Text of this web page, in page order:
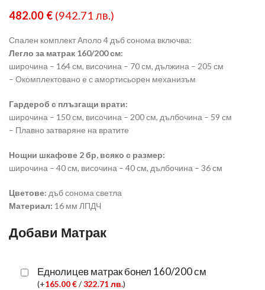
482.00 € (942.71 лв.)
Спален комплект Аполо 4 дъб сонома включва:
Легло за матрак 160/200 см:
широчина – 164 см, височина – 70 см, дължина – 205 см
– Окомплектовано е с амортисьорен механизъм
Гардероб с плъзгащи врати:
широчина – 150 см, височина – 200 см, дълбочина – 59 см
– Плавно затваряне на вратите
Нощни шкафове 2 бр, всяко с размер:
широчина – 40 см, височина – 40 см, дълбочина – 36 см
Цветове: дъб сонома светла
Материал: 16 мм ЛПДЧ
Добави Матрак
Еднолицев матрак бонел 160/200 см
(+165.00€/322.71 лв.)